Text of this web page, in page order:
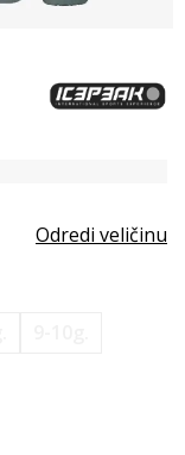
Odredi veličinu